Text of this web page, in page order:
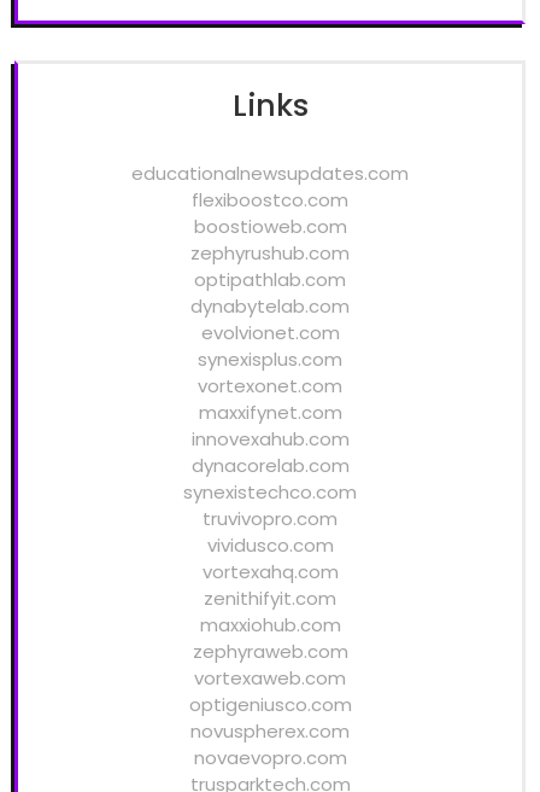
Links
educationalnewsupdates.com
flexiboostco.com
boostioweb.com
zephyrushub.com
optipathlab.com
dynabytelab.com
evolvionet.com
synexisplus.com
vortexonet.com
maxxifynet.com
innovexahub.com
dynacorelab.com
synexistechco.com
truvivopro.com
vividusco.com
vortexahq.com
zenithifyit.com
maxxiohub.com
zephyraweb.com
vortexaweb.com
optigeniusco.com
novuspherex.com
novaevopro.com
trusparktech.com